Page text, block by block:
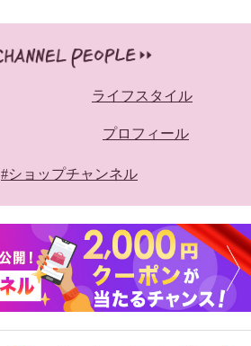
ライフスタイル
プロフィール
#ショップチャンネル